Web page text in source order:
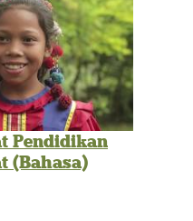
Pendidikan
(Bahasa)